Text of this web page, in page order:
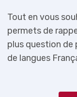
Tout en vous
permets de
plus question de
de langues